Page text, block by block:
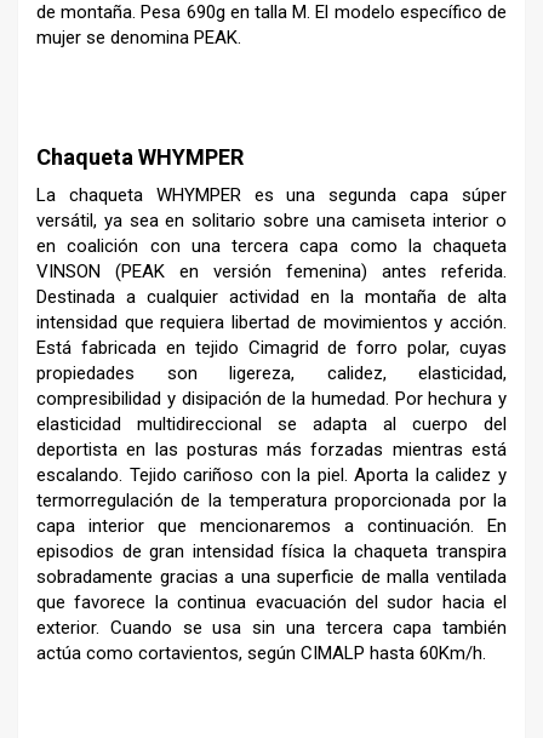
de montaña. Pesa 690g en talla M. El modelo específico de
mujer se denomina PEAK.
Chaqueta WHYMPER
La chaqueta WHYMPER es una segunda capa súper
versátil, ya sea en solitario sobre una camiseta interior o
en coalición con una tercera capa como la chaqueta
VINSON (PEAK en versión femenina) antes referida.
Destinada a cualquier actividad en la montaña de alta
intensidad que requiera libertad de movimientos y acción.
Está fabricada en tejido Cimagrid de forro polar, cuyas
propiedades son ligereza, calidez, elasticidad,
compresibilidad y disipación de la humedad. Por hechura y
elasticidad multidireccional se adapta al cuerpo del
deportista en las posturas más forzadas mientras está
escalando. Tejido cariñoso con la piel. Aporta la calidez y
termorregulación de la temperatura proporcionada por la
capa interior que mencionaremos a continuación. En
episodios de gran intensidad física la chaqueta transpira
sobradamente gracias a una superficie de malla ventilada
que favorece la continua evacuación del sudor hacia el
exterior. Cuando se usa sin una tercera capa también
actúa como cortavientos, según CIMALP hasta 60Km/h.